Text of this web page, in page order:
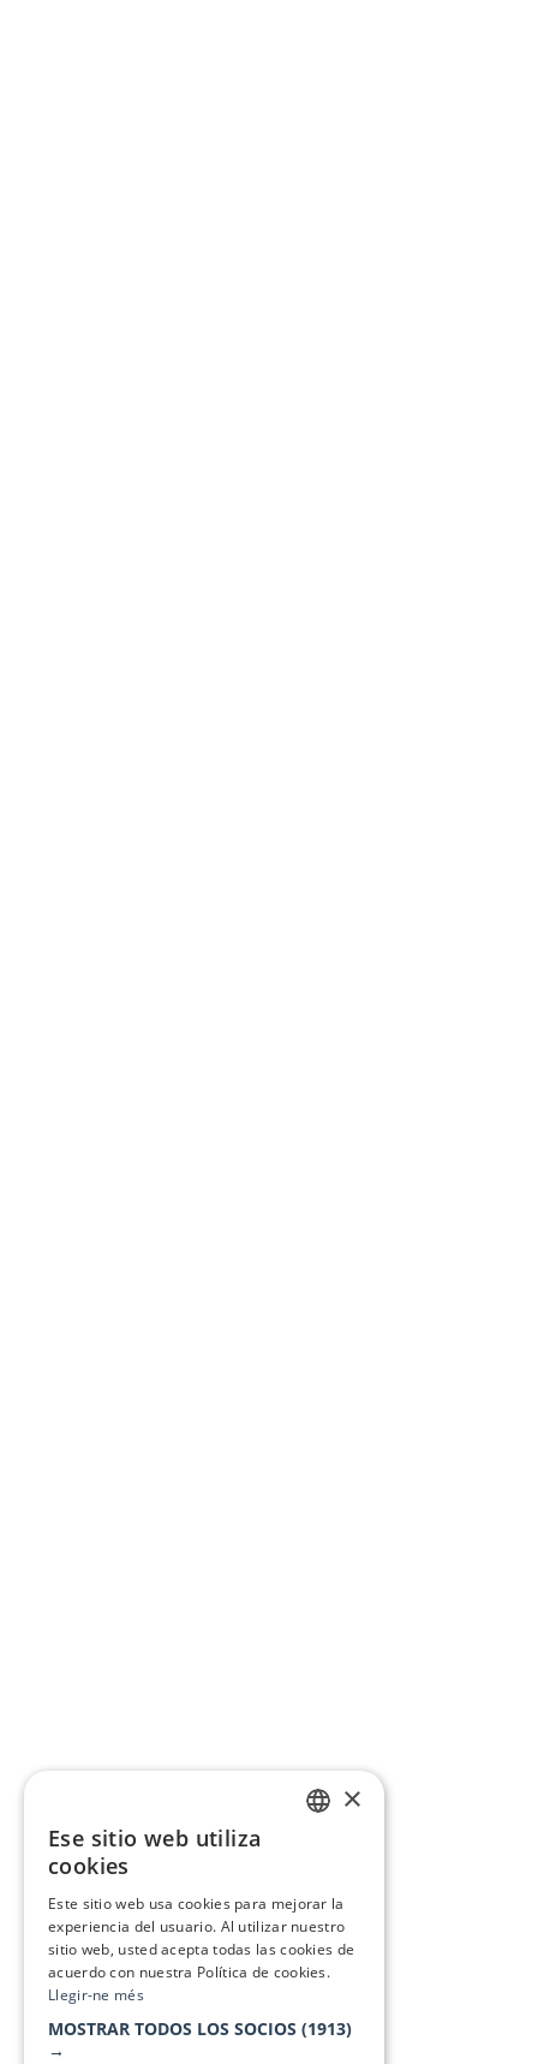
×
Ese sitio web utiliza
cookies
Este sitio web usa cookies para mejorar la
experiencia del usuario. Al utilizar nuestro
sitio web, usted acepta todas las cookies de
acuerdo con nuestra Política de cookies.
Llegir-ne més
MOSTRAR TODOS LOS SOCIOS (1913)
→